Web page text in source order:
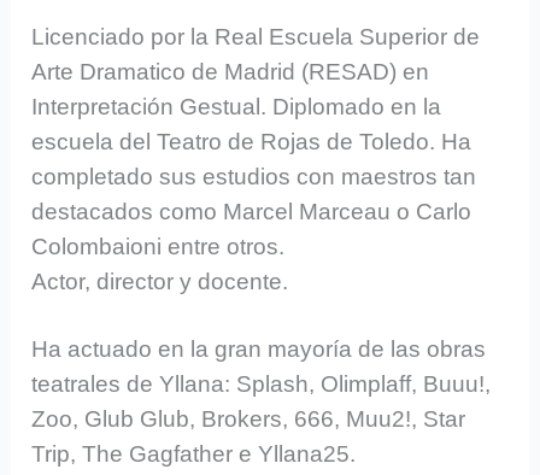
Licenciado por la Real Escuela Superior de
Arte Dramatico de Madrid (RESAD) en
Interpretación Gestual. Diplomado en la
escuela del Teatro de Rojas de Toledo. Ha
completado sus estudios con maestros tan
destacados como Marcel Marceau o Carlo
Colombaioni entre otros.
Actor, director y docente.
Ha actuado en la gran mayoría de las obras
teatrales de Yllana: Splash, Olimplaff, Buuu!,
Zoo, Glub Glub, Brokers, 666, Muu2!, Star
Trip, The Gagfather e Yllana25.